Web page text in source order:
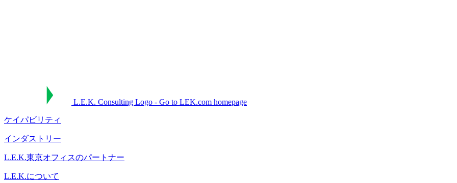
L.E.K. Consulting Logo - Go to LEK.com homepage
ケイパビリティ
インダストリー
L.E.K.東京オフィスのパートナー
L.E.K.について